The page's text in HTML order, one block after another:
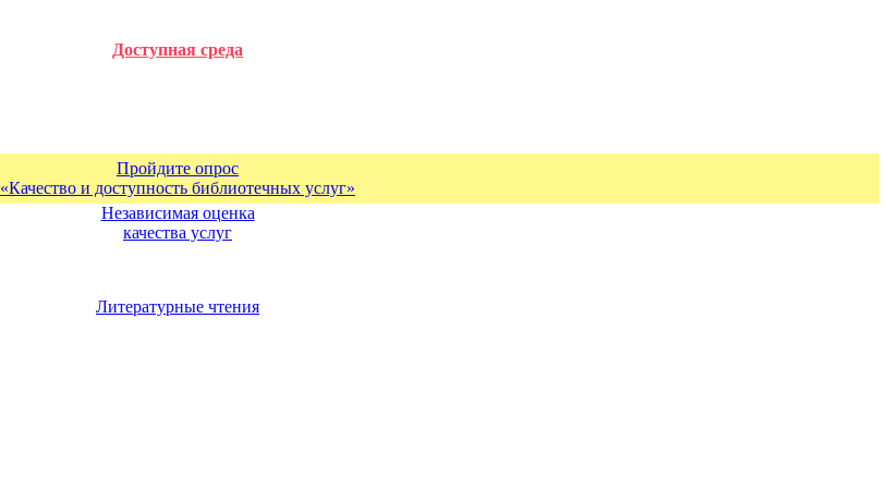
Доступная среда
Пройдите опрос
«Качество и доступность библиотечных услуг»
Независимая оценка
качества услуг
Литературные чтения